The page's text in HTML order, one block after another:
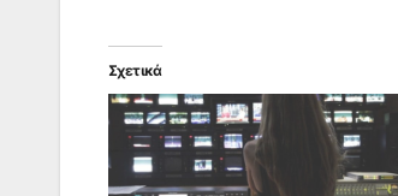
Σχετικά